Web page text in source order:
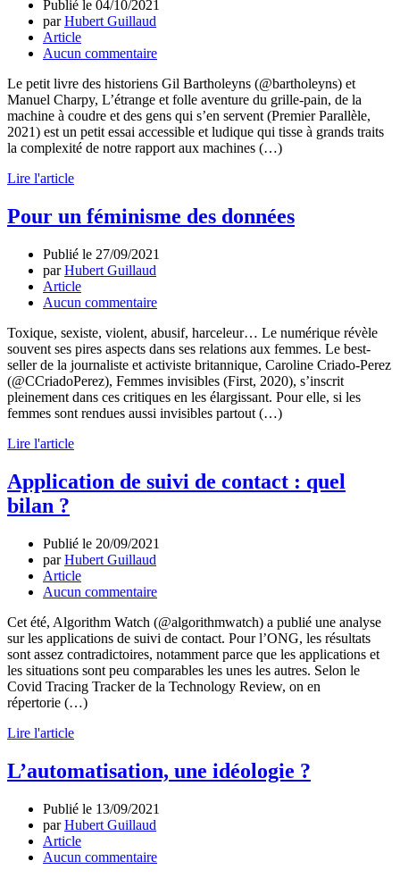
Publié le 04/10/2021
parHubert Guillaud
Article
Aucun commentaire
Le petit livre des historiens Gil Bartholeyns (@bartholeyns) et
Manuel Charpy, L’étrange et folle aventure du grille-pain, de la
machine à coudre et des gens qui s’en servent (Premier Parallèle,
2021) est un petit essai accessible et ludique qui tisse à grands traits
la complexité de notre rapport aux machines (…)
Lire l'article
Pour un féminisme des données
Publié le 27/09/2021
parHubert Guillaud
Article
Aucun commentaire
Toxique, sexiste, violent, abusif, harceleur… Le numérique révèle
souvent ses pires aspects dans ses relations aux femmes. Le best-
seller de la journaliste et activiste britannique, Caroline Criado-Perez
(@CCriadoPerez), Femmes invisibles (First, 2020), s’inscrit
pleinement dans ces critiques en les élargissant. Pour elle, si les
femmes sont rendues aussi invisibles partout (…)
Lire l'article
Application de suivi de contact : quel
bilan ?
Publié le 20/09/2021
parHubert Guillaud
Article
Aucun commentaire
Cet été, Algorithm Watch (@algorithmwatch) a publié une analyse
sur les applications de suivi de contact. Pour l’ONG, les résultats
sont assez contradictoires, notamment parce que les applications et
les situations sont peu comparables les unes les autres. Selon le
Covid Tracing Tracker de la Technology Review, on en
répertorie (…)
Lire l'article
L’automatisation, une idéologie ?
Publié le 13/09/2021
parHubert Guillaud
Article
Aucun commentaire